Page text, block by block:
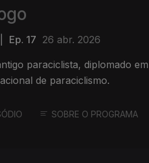
Ep. 17 26 abr. 2026
paraciclista, diplomado
de paraciclismo.
SOBRE O PROGRAMA